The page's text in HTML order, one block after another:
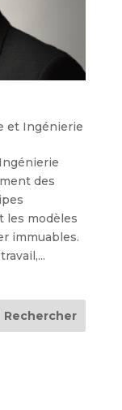
et Ingénierie
des
les modèles
immuables.
Rechercher